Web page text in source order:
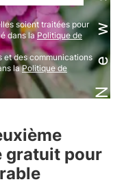
soient traitées pour
dans laPolitique de
et des communications
laPolitique de
gratuit pour